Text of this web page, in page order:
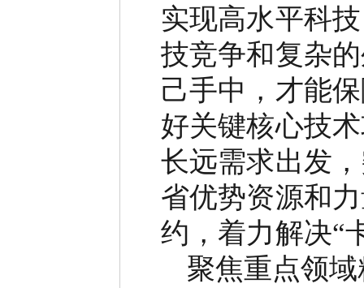
实现高水平科
技竞争和复杂
己手中，才能
好关键核心技
长远需求出发
省优势资源和
约，着力解决“
聚焦重点领